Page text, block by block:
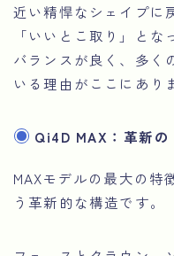
近い精悍なシェイプに
「いいとこ取り」と
バランスが良く、多く
いる理由がここにあり
Qi4D MAX：革新
MAXモデルの最大の特
う革新的な構造です。